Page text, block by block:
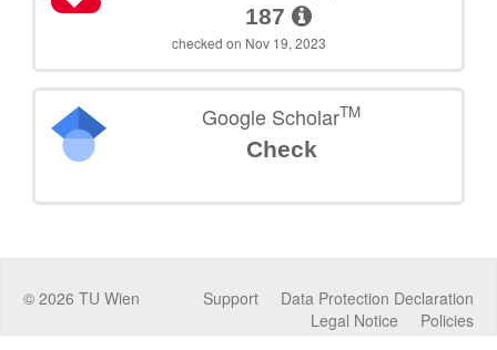
187
checked on Nov 19, 2023
Google ScholarTM
Check
© 2026 TU Wien Data Protection Declaration
Support
Policies
Legal Notice